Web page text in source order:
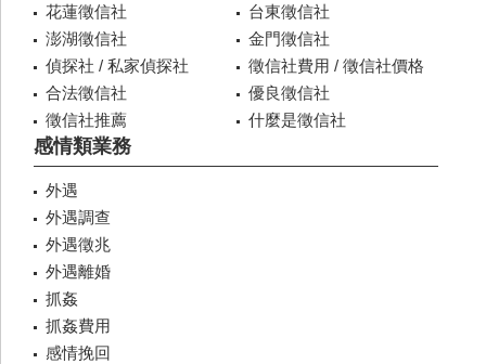
花蓮徵信社
台東徵信社
澎湖徵信社
金門徵信社
偵探社 / 私家偵探社
徵信社費用 / 徵信社價格
合法徵信社
優良徵信社
徵信社推薦
什麼是徵信社
感情類業務
外遇
外遇調查
外遇徵兆
外遇離婚
抓姦
抓姦費用
感情挽回